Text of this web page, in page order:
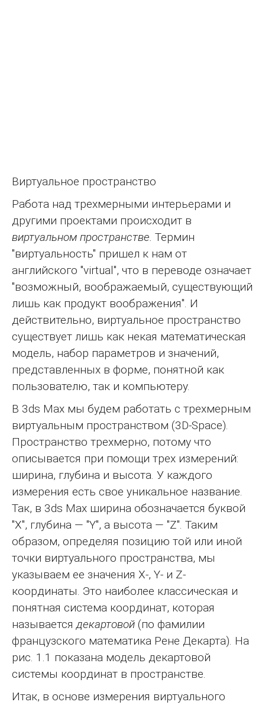
Виртуальное пространство
Работа над трехмерными интерьерами и
другими проектами происходит в
виртуальном пространстве. Термин
"виртуальность" пришел к нам от
английского "virtual", что в переводе означает
"возможный, воображаемый, существующий
лишь как продукт воображения". И
действительно, виртуальное пространство
существует лишь как некая математическая
модель, набор параметров и значений,
представленных в форме, понятной как
пользователю, так и компьютеру.
В 3ds Max мы будем работать с трехмерным
виртуальным пространством (3D-Space).
Пространство трехмерно, потому что
описывается при помощи трех измерений:
ширина, глубина и высота. У каждого
измерения есть свое уникальное название.
Так, в 3ds Max ширина обозначается буквой
"X", глубина — "Y", а высота — "Z". Таким
образом, определяя позицию той или иной
точки виртуального пространства, мы
указываем ее значения X-, Y- и Z-
координаты. Это наиболее классическая и
понятная система координат, которая
называетсядекартовой (по фамилии
французского математика Рене Декарта). На
рис. 1.1 показана модель декартовой
системы координат в пространстве.
Итак, в основе измерения виртуального